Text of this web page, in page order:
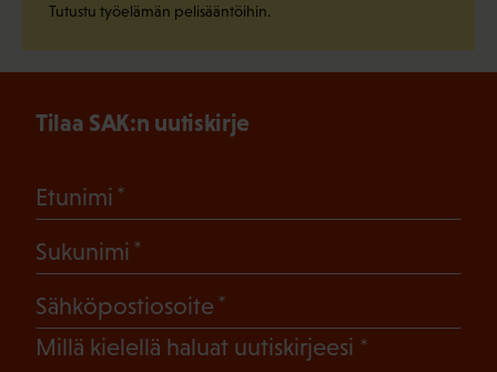
Tutustu työelämän pelisääntöihin.
Tilaa SAK:n uutiskirje
Etunimi
Sukunimi
Sähköpostiosoite
Millä kielellä haluat uutiskirjeesi (Pakollinen)